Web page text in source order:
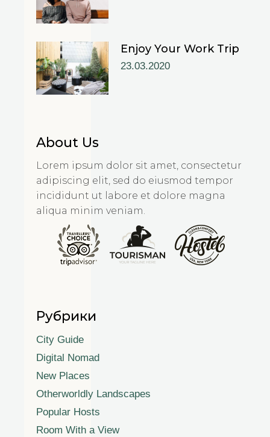
Enjoy Your Work Trip
23.03.2020
About Us
Lorem ipsum dolor sit amet, consectetur
adipiscing elit, sed do eiusmod tempor
incididunt ut labore et dolore magna
aliqua minim veniam.
Рубрики
City Guide
Digital Nomad
New Places
Otherworldly Landscapes
Popular Hosts
Room With a View